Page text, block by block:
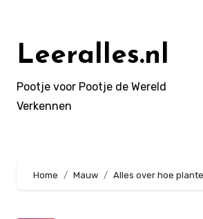
inhoudLeeralles.nl
Pootje voor Pootje de Wereld
Verkennen
Home Mauw Alles over hoe